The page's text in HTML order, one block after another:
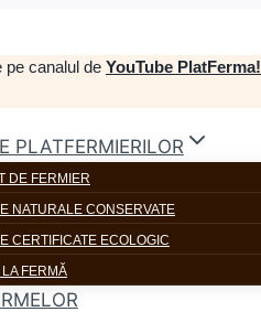
pe canalul de YouTube PlatFerma!
PLATFERMIERILOR
DE FERMIER
NATURALE CONSERVATE
CERTIFICATE ECOLOGIC
LA FERMĂ